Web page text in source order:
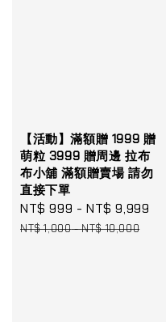
【活動】滿額贈 1999 贈
萌粒 3999 贈周邊 拉布
布小舖 滿額贈賣場 請勿
直接下單
Sale
price
NT$ 999 -NT$ 9,999
NT$ 1,000-NT$ 10,000